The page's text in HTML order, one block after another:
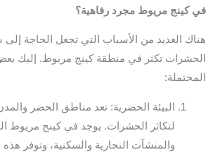
في كينج مريوط مجرد رفاهية؟
هناك العديد من الأسباب التي تجعل الحاجة
الحشرات تكثر في منطقة كينج مريوط. إليك
المحتملة:
البيئة الحضرية: تعد مناطق الحضر
لتكاثر الحشرات. يوجد في كينج مريوط
والمنشآت التجارية والسكنية، وتوفر